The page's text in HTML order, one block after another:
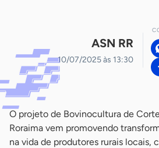
ASN RR
10/07/2025 às 13:30
O projeto de Bovinocultura de
Roraima vem promovendo
na vida de produtores rurais locais,